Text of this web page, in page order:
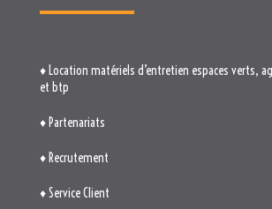
♦ Recrutement
♦ Materiels BTP , Recyclage Environnement MEDIMAT
♦ Le Groupe RHF
♦ Plan du site
♦ Mentions légales